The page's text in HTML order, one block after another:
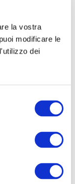
la vostra
modificare le
dei
e